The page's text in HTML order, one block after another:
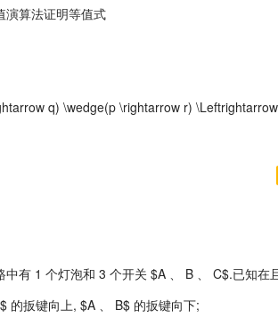
演算法证明等值式
q) \wedge(p \rightarrow r)
中有 1 个灯泡和 3 个开关 $A 、 B 、 C$.已知在
的扳键向上, $A 、 B$ 的扳键向下;